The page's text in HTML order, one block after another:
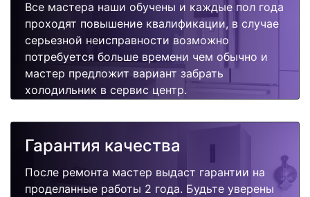
Все мастера наши обучены и каждые пол года
проходят повышение квалификации, в случае
серьезной неисправности возможно
потребуется больше времени чем обычно и
мастер предложит вариант забрать
холодильник в сервис центр.
Гарантия качества
После ремонта мастер выдаст гарантии на
проделанные работы 2 года. Будьте уверены